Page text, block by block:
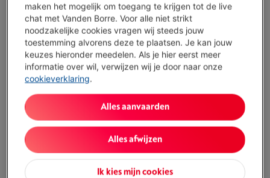
Troeven
Bijgeleverde accessoires: 3 verschillende maten
oordoppen en een USB-C kabel
Toon alle specificaties
Bestaat ook in andere kleuren
maken het mogelijk om toegang te krijgen tot de live
chat met Vanden Borre. Voor alle niet strikt
noodzakelijke cookies vragen wij steeds jouw
toestemming alvorens deze te plaatsen. Je kan jouw
keuzes hieronder meedelen. Als je hier eerst meer
informatie over wil, verwijzen wij je door naar onze
cookieverklaring.
Ik kies mijn cookies
Alles afwijzen
Alles aanvaarden